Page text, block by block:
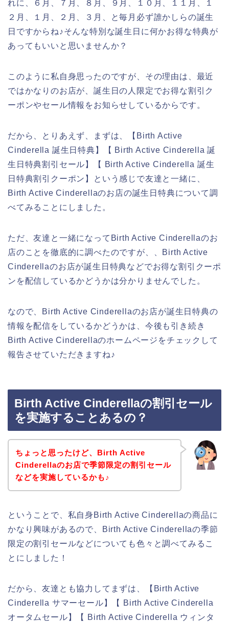
れに、６月、７月、８月、９月、１０月、１１月、１
２月、１月、２月、３月、と毎月必ず誰かしらの誕生
日ですからね♪そんな特別な誕生日に何かお得な特典が
あってもいいと思いませんか？
このように私自身思ったのですが、その理由は、最近
ではかなりのお店が、誕生日の人限定でお得な割引ク
ーポンやセール情報をお知らせしているからです。
だから、とりあえず、まずは、【Birth Active
Cinderella 誕生日特典】【 Birth Active Cinderella 誕
生日特典割引セール】【 Birth Active Cinderella 誕生
日特典割引クーポン】という感じで友達と一緒に、
Birth Active Cinderellaのお店の誕生日特典について調
べてみることにしました。
ただ、友達と一緒になってBirth Active Cinderellaのお
店のことを徹底的に調べたのですが、、Birth Active
Cinderellaのお店が誕生日特典などでお得な割引クーポ
ンを配信しているかどうかは分かりませんでした。
なので、Birth Active Cinderellaのお店が誕生日特典の
情報を配信をしているかどうかは、今後も引き続き
Birth Active Cinderellaのホームページをチェックして
報告させていただきますね♪
Birth Active Cinderellaの割引セール
を実施することあるの？
ちょっと思ったけど、Birth Active
Cinderellaのお店で季節限定の割引セール
などを実施しているかも♪
ということで、私自身Birth Active Cinderellaの商品に
かなり興味があるので、Birth Active Cinderellaの季節
限定の割引セールなどについても色々と調べてみるこ
とにしました！
だから、友達とも協力してまずは、【Birth Active
Cinderella サマーセール】【 Birth Active Cinderella
オータムセール】【 Birth Active Cinderella ウィンタ